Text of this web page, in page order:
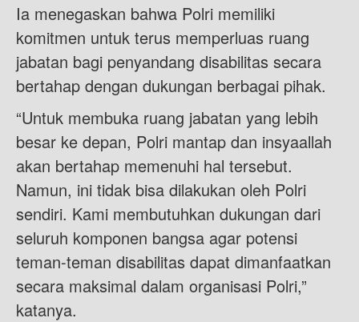
Ia menegaskan bahwa Polri memiliki
komitmen untuk terus memperluas ruang
jabatan bagi penyandang disabilitas secara
bertahap dengan dukungan berbagai pihak.
“Untuk membuka ruang jabatan yang lebih
besar ke depan, Polri mantap dan insyaallah
akan bertahap memenuhi hal tersebut.
Namun, ini tidak bisa dilakukan oleh Polri
sendiri. Kami membutuhkan dukungan dari
seluruh komponen bangsa agar potensi
teman-teman disabilitas dapat dimanfaatkan
secara maksimal dalam organisasi Polri,”
katanya.